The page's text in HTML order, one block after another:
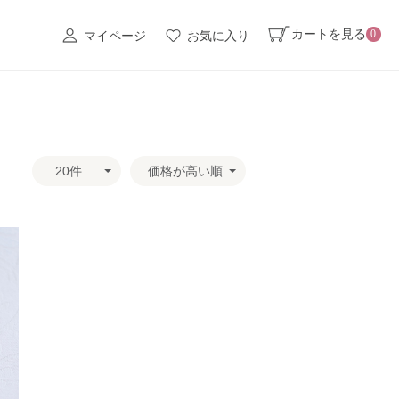
マイページ お気に入り カートを見る 0